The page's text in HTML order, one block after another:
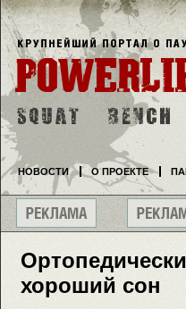
хороший сон
НОВОСТИ О ПРОЕКТЕ